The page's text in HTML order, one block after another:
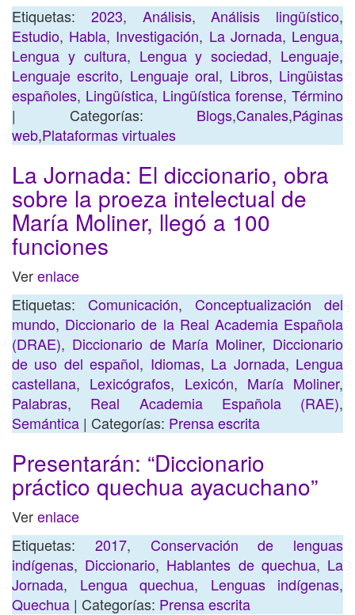
Etiquetas: 2023, Análisis,Análisis lingüístico,
Estudio, Habla, Investigación, La Jornada, Lengua,
Lengua y cultura, Lengua y sociedad, Lenguaje,
Lenguaje escrito, Lenguaje oral, Libros, Lingüistas
españoles, Lingüística, Lingüística forense, Término
| Categorías: Blogs,Canales,Páginas
web,Plataformas virtuales
La Jornada: El diccionario, obra
sobre la proeza intelectual de
María Moliner, llegó a 100
funciones
Verenlace
Etiquetas: Comunicación, Conceptualización del
mundo, Diccionario de la Real Academia Española
(DRAE), Diccionario de María Moliner, Diccionario
de uso del español, Idiomas, La Jornada, Lengua
castellana, Lexicógrafos, Lexicón, María Moliner,
Palabras, Real Academia Española (RAE),
Semántica | Categorías: Prensa escrita
Presentarán: “Diccionario
práctico quechua ayacuchano”
Verenlace
Etiquetas: 2017, Conservación de lenguas
indígenas, Diccionario, Hablantes de quechua, La
Jornada, Lengua quechua, Lenguas indígenas,
Quechua | Categorías: Prensa escrita